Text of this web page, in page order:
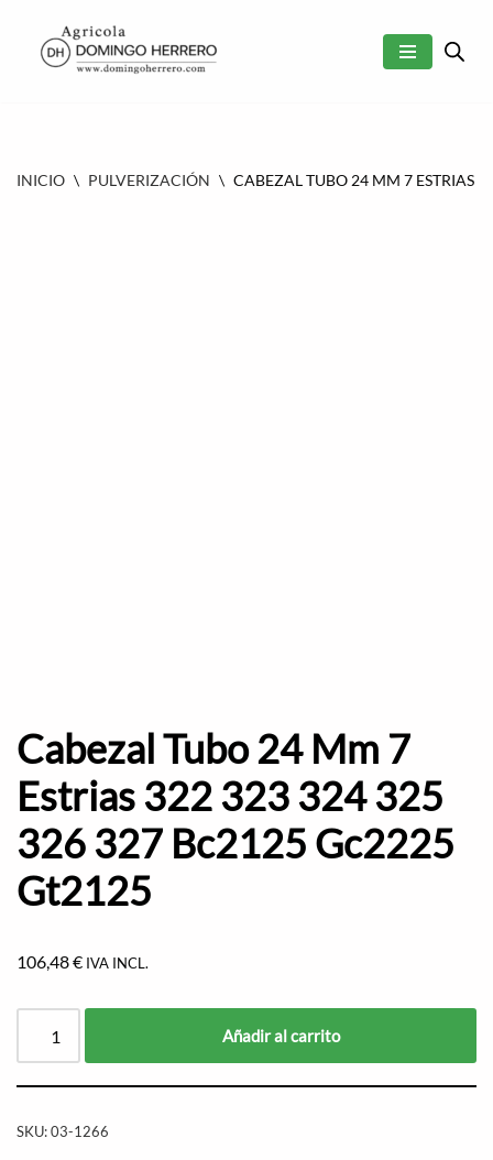
SALTAR
INICIO \ PULVERIZACIÓN \ CABEZAL TUBO 24 MM 7 ESTRIAS
Cabezal Tubo 24 Mm 7
Estrias 322 323 324 325
326 327 Bc2125 Gc2225
Gt2125
106,48€ IVA INCL.
Añadir al carrito
SKU:03-1266